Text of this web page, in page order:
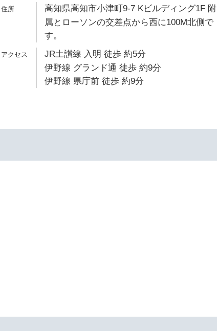
高知県高知市小津町9-7 Kビルディング1F 附
属とローソンの交差点から西に100M北側で
す。
JR土讃線 入明 徒歩 約5分
伊野線 グランド通 徒歩 約9分
伊野線 県庁前 徒歩 約9分